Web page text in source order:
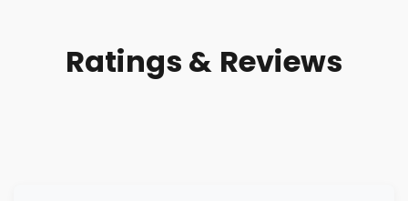
Ratings & Reviews